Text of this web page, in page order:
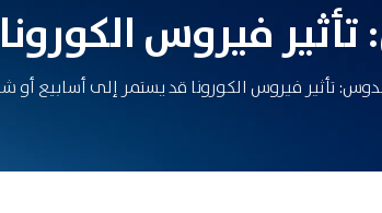
فيروس
تأثير فيروس الكورونا قد يستمر إلى أسابيع أو